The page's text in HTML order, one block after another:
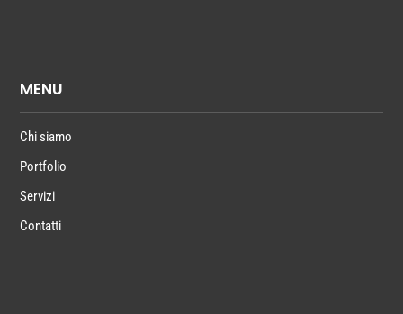
MENU
Chi siamo
Portfolio
Servizi
Contatti